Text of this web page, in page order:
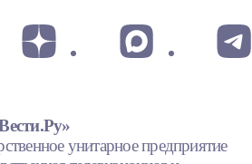
унитарное предприятие